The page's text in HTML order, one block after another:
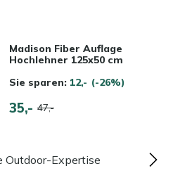
Madison Fiber Auflage
Hochlehner 125x50 cm
Sie sparen: 12,- (-26%)
35,- 47,-
Outdoor-Expertise